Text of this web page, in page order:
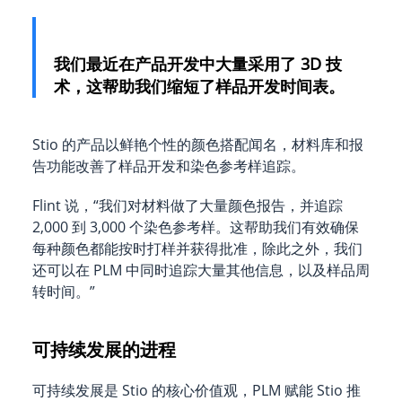
我们最近在产品开发中大量采用了 3D 技
术，这帮助我们缩短了样品开发时间表。
Stio 的产品以鲜艳个性的颜色搭配闻名，材料库和报
告功能改善了样品开发和染色参考样追踪。
Flint 说，“我们对材料做了大量颜色报告，并追踪
2,000 到 3,000 个染色参考样。这帮助我们有效确保
每种颜色都能按时打样并获得批准，除此之外，我们
还可以在 PLM 中同时追踪大量其他信息，以及样品周
转时间。”
可持续发展的进程
可持续发展是 Stio 的核心价值观，PLM 赋能 Stio 推